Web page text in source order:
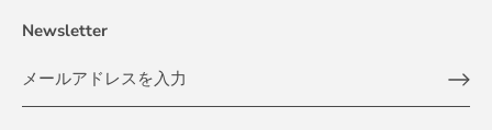
Newsletter